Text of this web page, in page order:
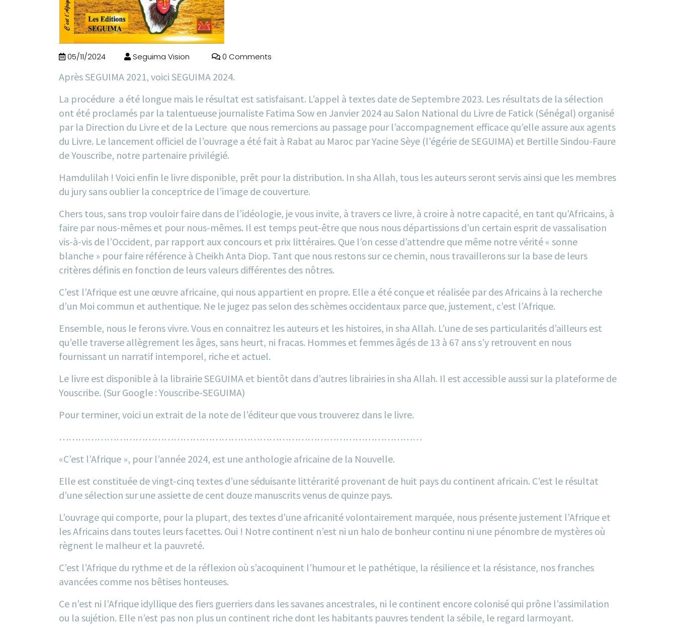
05/11/2024 Seguima Vision 0 Comments
Après SEGUIMA 2021, voici SEGUIMA 2024.
La procédure a été longue mais le résultat est satisfaisant. L’appel à textes date de Septembre 2023. Les résultats de la sélection
ont été proclamés par la talentueuse journaliste Fatima Sow en Janvier 2024 au Salon National du Livre de Fatick (Sénégal) organisé
par la Direction du Livre et de la Lecture que nous remercions au passage pour l’accompagnement efficace qu’elle assure aux agents
du Livre. Le lancement officiel de l’ouvrage a été fait à Rabat au Maroc par Yacine Sèye (l’égérie de SEGUIMA) et Bertille Sindou-Faure
de Youscribe, notre partenaire privilégié.
Hamdulilah ! Voici enfin le livre disponible, prêt pour la distribution. In sha Allah, tous les auteurs seront servis ainsi que les membres
du jury sans oublier la conceptrice de l’image de couverture.
Chers tous, sans trop vouloir faire dans de l’idéologie, je vous invite, à travers ce livre, à croire à notre capacité, en tant qu’Africains, à
faire par nous-mêmes et pour nous-mêmes. Il est temps peut-être que nous nous départissions d’un certain esprit de vassalisation
vis-à-vis de l’Occident, par rapport aux concours et prix littéraires. Que l’on cesse d’attendre que même notre vérité « sonne
blanche » pour faire référence à Cheikh Anta Diop. Tant que nous restons sur ce chemin, nous travaillerons sur la base de leurs
critères définis en fonction de leurs valeurs différentes des nôtres.
C’est l’Afrique est une œuvre africaine, qui nous appartient en propre. Elle a été conçue et réalisée par des Africains à la recherche
d’un Moi commun et authentique. Ne le jugez pas selon des schèmes occidentaux parce que, justement, c’est l’Afrique.
Ensemble, nous le ferons vivre. Vous en connaitrez les auteurs et les histoires, in sha Allah. L’une de ses particularités d’ailleurs est
qu’elle traverse allègrement les âges, sans heurt, ni fracas. Hommes et femmes âgés de 13 à 67 ans s’y retrouvent en nous
fournissant un narratif intemporel, riche et actuel.
Le livre est disponible à la librairie SEGUIMA et bientôt dans d’autres librairies in sha Allah. Il est accessible aussi sur la plateforme de
Youscribe. (Sur Google : Youscribe-SEGUIMA)
Pour terminer, voici un extrait de la note de l’éditeur que vous trouverez dans le livre.
……………………………………………………………………………………………………
«C’est l’Afrique », pour l’année 2024, est une anthologie africaine de la Nouvelle.
Elle est constituée de vingt-cinq textes d’une séduisante littérarité provenant de huit pays du continent africain. C’est le résultat
d’une sélection sur une assiette de cent douze manuscrits venus de quinze pays.
L’ouvrage qui comporte, pour la plupart, des textes d’une africanité volontairement marquée, nous présente justement l’Afrique et
les Africains dans toutes leurs facettes. Oui ! Notre continent n’est ni un halo de bonheur continu ni une pénombre de mystères où
règnent le malheur et la pauvreté.
C’est l’Afrique du rythme et de la réflexion où s’acoquinent l’humour et le pathétique, la résilience et la résistance, nos franches
avancées comme nos bêtises honteuses.
Ce n’est ni l’Afrique idyllique des fiers guerriers dans les savanes ancestrales, ni le continent encore colonisé qui prône l’assimilation
ou la sujétion. Elle n’est pas non plus un continent riche dont les habitants pauvres tendent la sébile, le regard larmoyant.